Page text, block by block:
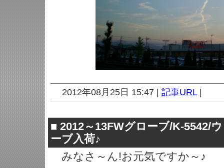
2012年08月25日 15:47 | 記事URL|
■ 2012～13FWグローブ/K-5542/
ーブ入荷♪
みなさ～ん!お元気ですか～♪